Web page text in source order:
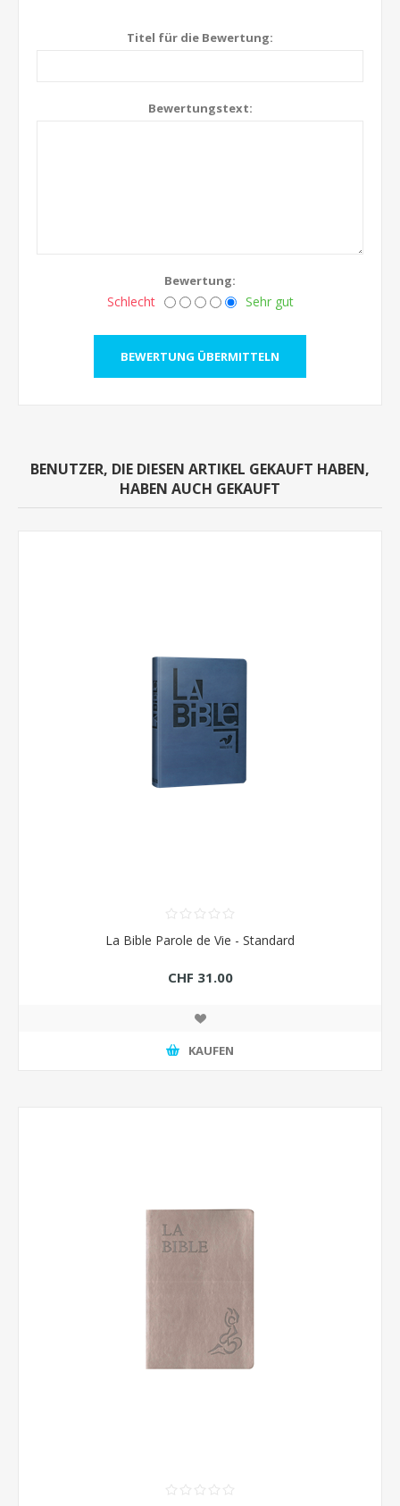
Titel für die Bewertung:
Bewertungstext:
Bewertung:
Schlecht Sehr gut
BENUTZER, DIE DIESEN ARTIKEL GEKAUFT HABEN,
HABEN AUCH GEKAUFT
La Bible Parole de Vie - Standard
CHF 31.00
KAUFEN